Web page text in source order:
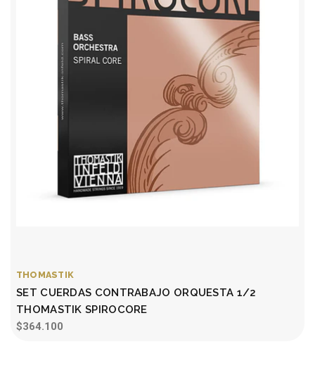
THOMASTIK
SET CUERDAS CONTRABAJO ORQUESTA 1/2
THOMASTIK SPIROCORE
$364.100